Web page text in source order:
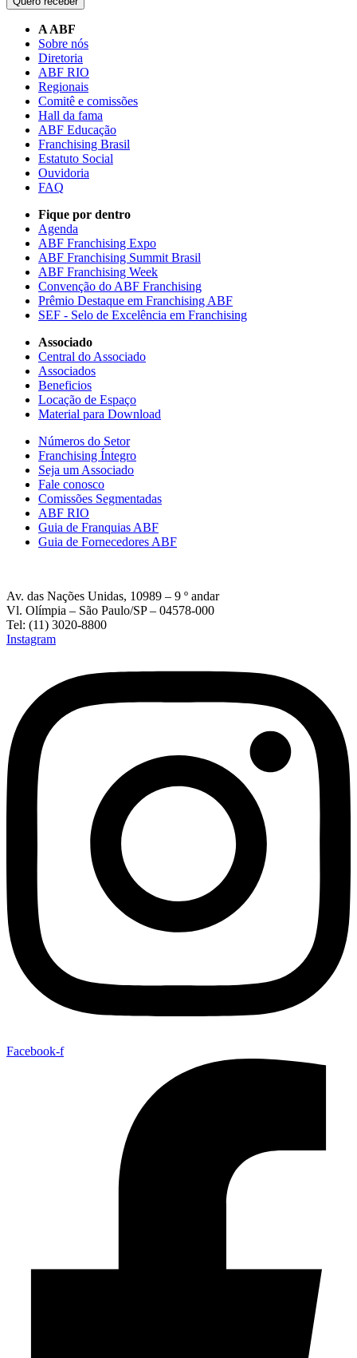
A ABF
Sobre nós
Diretoria
ABF RIO
Regionais
Comitê e comissões
Hall da fama
ABF Educação
Franchising Brasil
Estatuto Social
Ouvidoria
FAQ
Fique por dentro
Agenda
ABF Franchising Expo
ABF Franchising Summit Brasil
ABF Franchising Week
Convenção do ABF Franchising
Prêmio Destaque em Franchising ABF
SEF - Selo de Excelência em Franchising
Associado
Central do Associado
Associados
Beneficios
Locação de Espaço
Material para Download
Números do Setor
Franchising Íntegro
Seja um Associado
Fale conosco
Comissões Segmentadas
ABF RIO
Guia de Franquias ABF
Guia de Fornecedores ABF
Av. das Nações Unidas, 10989 – 9 º andar
Vl. Olímpia – São Paulo/SP – 04578-000
Tel: (11) 3020-8800
Instagram
Facebook-f